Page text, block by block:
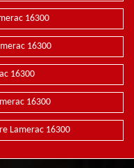
16300
16300
16300
16300
Lamerac 16300